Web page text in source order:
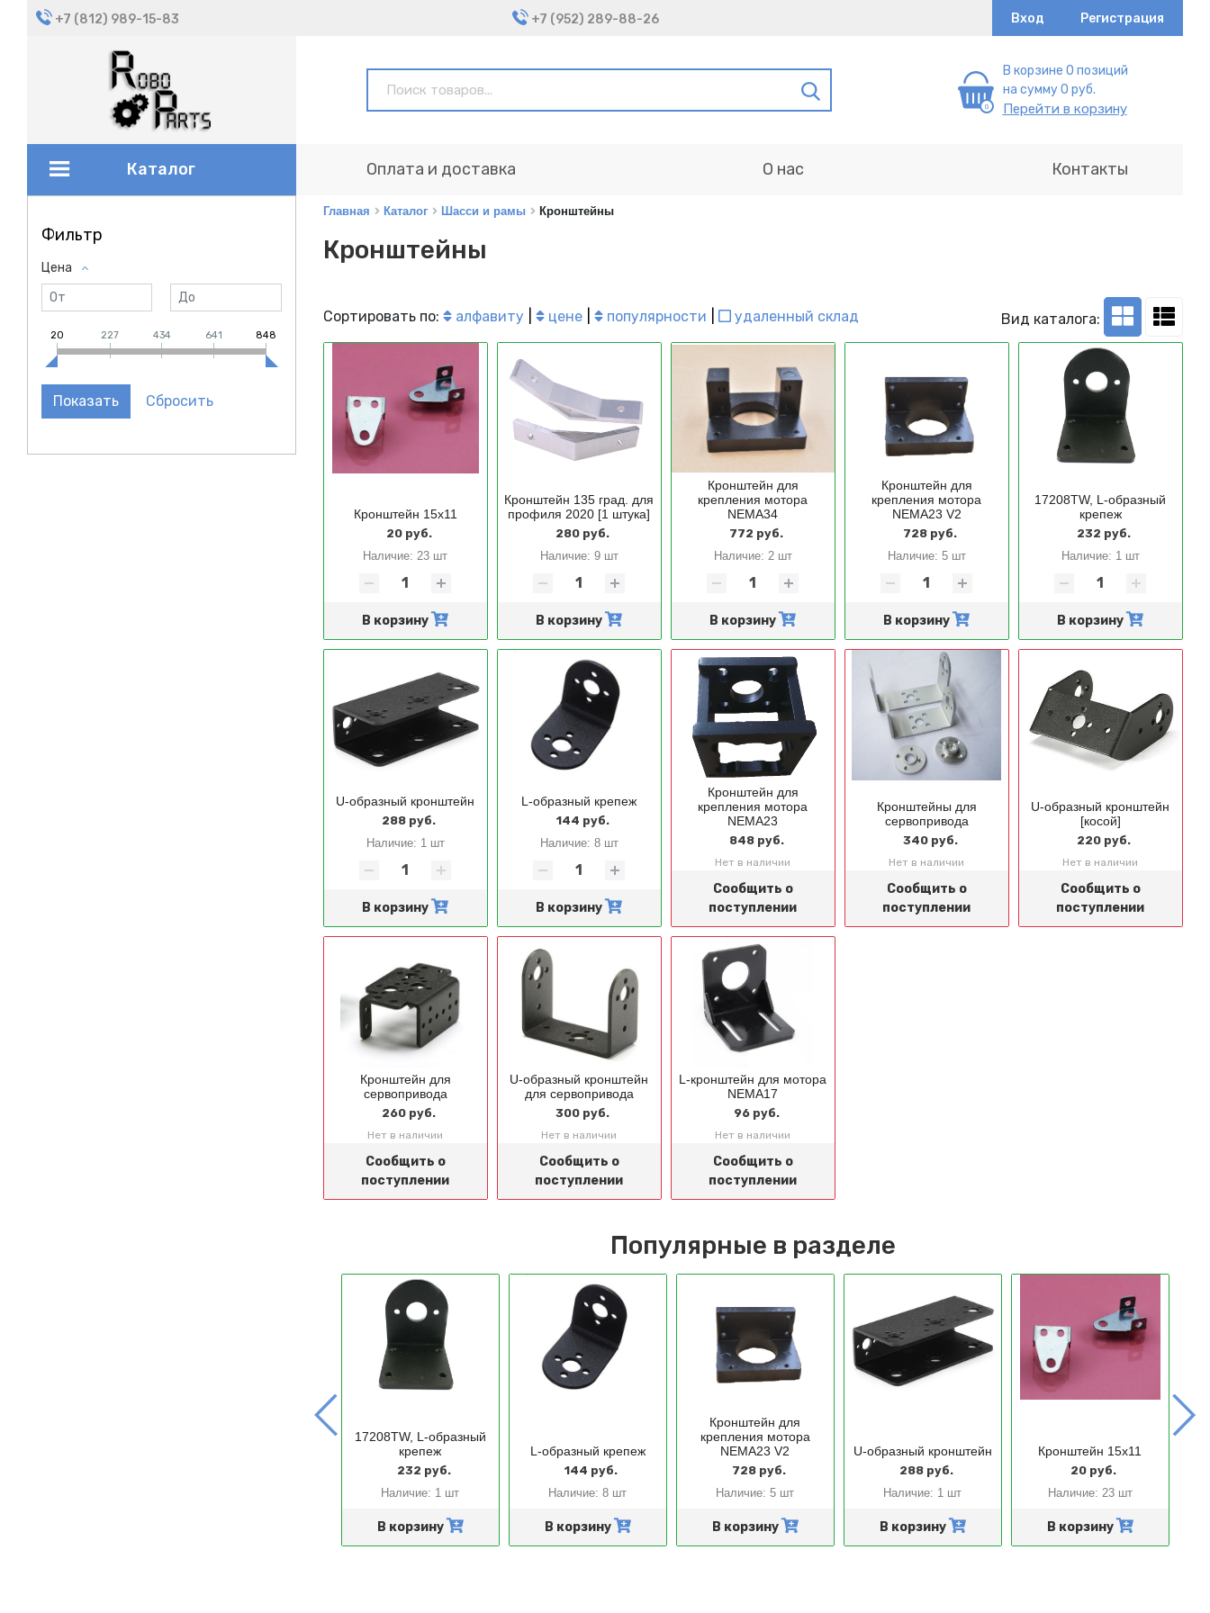
+7 (812) 989-15-83 +7 (952) 289-88-26 Вход Регистрация
В корзине 0 позиций
на сумму 0 руб.
Перейти в корзину
Каталог Оплата и доставка О нас Контакты
Фильтр
Цена
20 227 434 641 848
Главная Каталог Шасси и рамы Кронштейны
Кронштейны
Сортировать по: алфавиту цене популярности удаленный склад Вид каталога:
Кронштейн 15x11
20 руб.
Наличие:23 шт
В корзину
Кронштейн 135 град. для
профиля 2020 [1 штука]
280 руб.
Наличие: 9 шт
В корзину
Кронштейн для
крепления мотора
NEMA34
772 руб.
Наличие: 2 шт
В корзину
Кронштейн для
крепления мотора
NEMA23 V2
728 руб.
Наличие: 5 шт
В корзину
17208TW, L-образный
крепеж
232 руб.
Наличие: 1 шт
В корзину
U-образный кронштейн
288 руб.
Наличие: 1 шт
В корзину
L-образный крепеж
144 руб.
Наличие: 8 шт
В корзину
Кронштейн для
крепления мотора
NEMA23
848 руб.
Нет в наличии
Сообщить о
поступлении
Кронштейны для
сервопривода
340 руб.
Нет в наличии
Сообщить о
поступлении
U-образный кронштейн
[косой]
220 руб.
Нет в наличии
Сообщить о
поступлении
Кронштейн для
сервопривода
260 руб.
Нет в наличии
Сообщить о
поступлении
U-образный кронштейн
для сервопривода
300 руб.
Нет в наличии
Сообщить о
поступлении
L-кронштейн для мотора
NEMA17
96 руб.
Нет в наличии
Сообщить о
поступлении
Популярные в разделе
L-кронштейн для мотора
17208TW, L-образный
крепеж
232 руб.
Наличие: 1 шт
В корзину
L-образный крепеж
144 руб.
Наличие: 8 шт
В корзину
Кронштейн для
крепления мотора
NEMA23 V2
728 руб.
Наличие: 5 шт
В корзину
U-образный кронштейн
288 руб.
Наличие: 1 шт
В корзину
Кронштейн 15x11
20 руб.
Наличие: 23 шт
В корзину